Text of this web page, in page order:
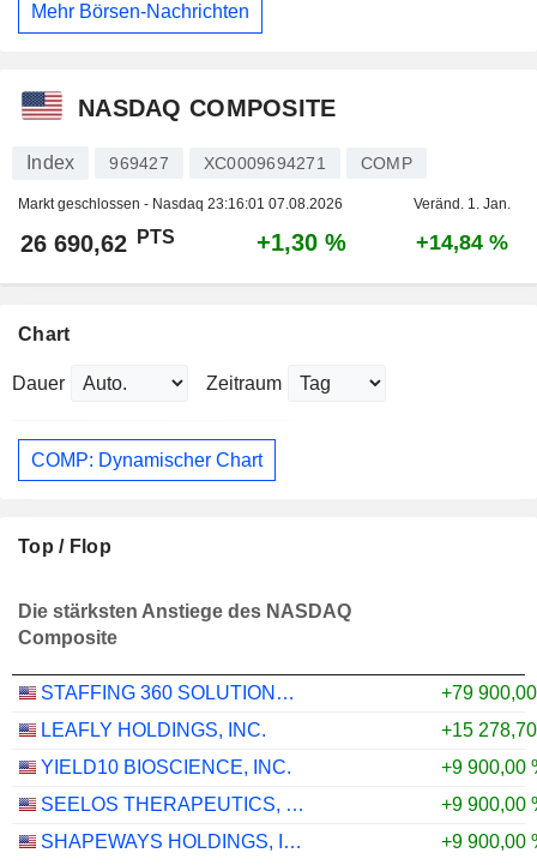
Mehr Börsen-Nachrichten
NASDAQ COMPOSITE
Index 969427 XC0009694271 COMP
Markt geschlossen - Nasdaq 23:16:01 07.08.2026 Veränd. 1. Jan.
26 690,62 PTS +1,30 % +14,84 %
Chart
Dauer Zeitraum
COMP: Dynamischer Chart
Top / Flop
Die stärksten Anstiege des NASDAQ
Composite
STAFFING 360 SOLUTIONS, INC.
+79
LEAFLY HOLDINGS, INC.
+15
YIELD10 BIOSCIENCE, INC.
+9 900,00
SEELOS THERAPEUTICS, INC.
+9 900,00
SHAPEWAYS HOLDINGS, INC.
+9 900,00